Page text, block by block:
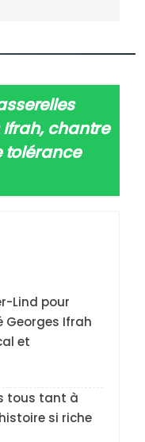
chantre
tolérance
Lind pour
Georges Ifrah
et
tous tant à
si riche